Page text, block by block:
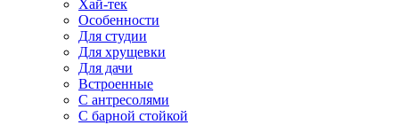
Хай-тек
Особенности
Для студии
Для хрущевки
Для дачи
Встроенные
С антресолями
С барной стойкой